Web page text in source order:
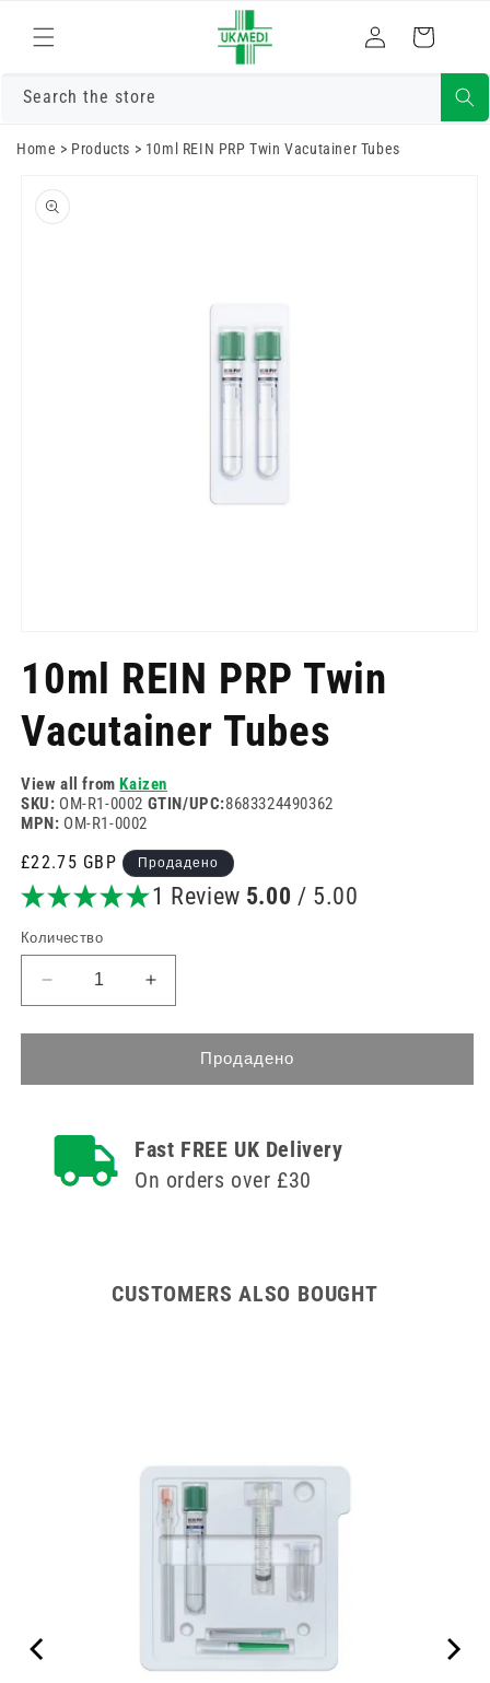
към
съдържанието
Влизам Количка
Search the store
Home > Products > 10ml REIN PRP Twin Vacutainer Tubes
информацията
за продукта
1
режим
10ml REIN PRP Twin
Vacutainer Tubes
View all fromKaizen
SKU: OM-R1-0002 GTIN/UPC:8683324490362
MPN: OM-R1-0002
Редовна
цена
£22.75 GBP Продадено
1 Review 5.00 / 5.00
Количество
Намаляване
на
количеството
10ml
Vacutainer
Увеличете
количеството
за
REIN
Vacutainer
Tubes
Продадено
Fast FREE UK Delivery
On orders over £30
CUSTOMERS ALSO BOUGHT